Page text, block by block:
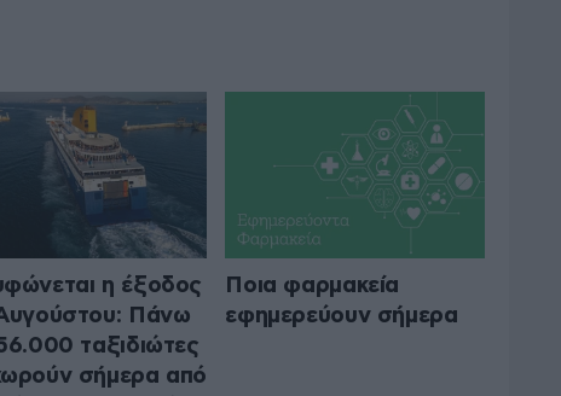
η έξοδος
Πάνω
ταξιδιώτες
σήμερα από
Ποια φαρμακεία
εφημερεύουν σήμερα